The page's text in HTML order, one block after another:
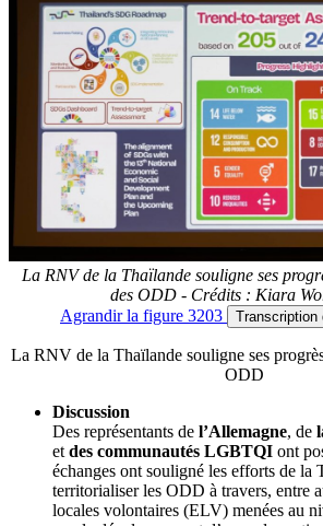
La RNV de la Thaïlande souligne ses
des ODD - Crédits : Kiara
Agrandirla figure 3203 Transcription
La RNV de la Thaïlande souligne ses
ODD
Discussion
Des représentants de l’Allemagne, de
et des communautés LGBTQI ont
échanges ont souligné les efforts de la
territorialiser les ODD à travers, entre
locales volontaires (ELV) menées au